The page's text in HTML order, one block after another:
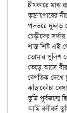
চীৎকারে মাঝ
তক্তাপোষের
পদভরে দুদ্দাড়
চেড়ীদের সর্দার
শান্ত শিষ্ট এই
তোমার পুলিশ
তেড়ে আসে
বেগতিক দেখে
কাঁছাকোঁচা
তুমি পূর্বজন্মে
আমি বলীবর্দ